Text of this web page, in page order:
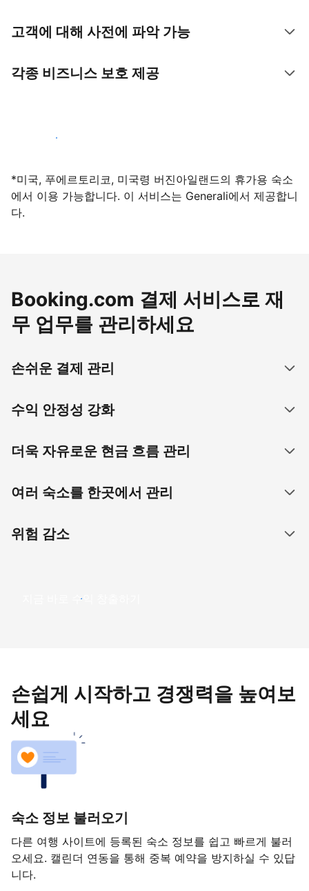
고객에 대해 사전에 파악 가능
각종 비즈니스 보호 제공
지금 등록하기
*미국, 푸에르토리코, 미국령 버진아일랜드의 휴가용 숙소
에서 이용 가능합니다. 이 서비스는 Generali에서 제공합니
다.
Booking.com 결제 서비스로 재
무 업무를 관리하세요
손쉬운 결제 관리
수익 안정성 강화
더욱 자유로운 현금 흐름 관리
여러 숙소를 한곳에서 관리
위험 감소
지금 바로 수익 창출하기
손쉽게 시작하고 경쟁력을 높여보
세요
숙소 정보 불러오기
다른 여행 사이트에 등록된 숙소 정보를 쉽고 빠르게 불러
오세요. 캘린더 연동을 통해 중복 예약을 방지하실 수 있답
니다.